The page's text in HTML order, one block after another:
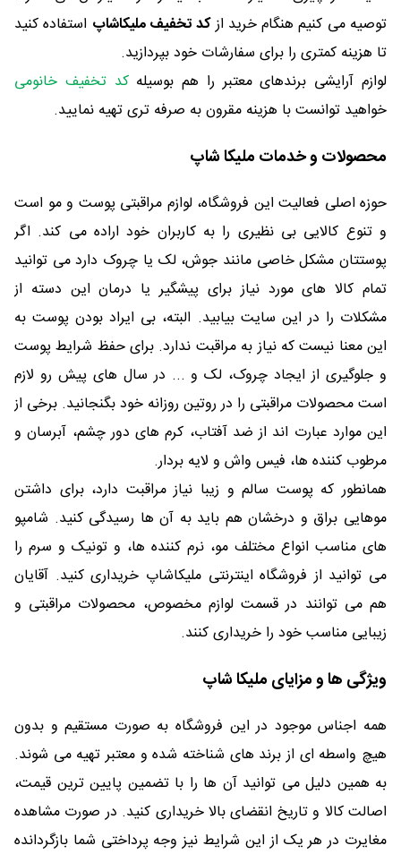
توصیه می کنیم هنگام خرید ازکد تخفیف ملیکاشاپ استفاده کنید
تا هزینه کمتری را برای سفارشات خود بپردازید.
لوازم آرایشی برندهای معتبر را هم بوسیلهکد تخفیف خانومی
خواهید توانست با هزینه مقرون به صرفه تری تهیه نمایید.
محصولات و خدمات ملیکا شاپ
حوزه اصلی فعالیت این فروشگاه، لوازم مراقبتی پوست و مو است
و تنوع کالایی بی نظیری را به کاربران خود اراده می کند. اگر
پوستتان مشکل خاصی مانند جوش، لک یا چروک دارد می توانید
تمام کالا های مورد نیاز برای پیشگیر یا درمان این دسته از
مشکلات را در این سایت بیابید. البته، بی ایراد بودن پوست به
این معنا نیست که نیاز به مراقبت ندارد. برای حفظ شرایط پوست
و جلوگیری از ایجاد چروک، لک و ... در سال های پیش رو لازم
است محصولات مراقبتی را در روتین روزانه خود بگنجانید. برخی از
این موارد عبارت اند از ضد آفتاب، کرم های دور چشم، آبرسان و
مرطوب کننده ها، فیس واش و لایه بردار.
همانطور که پوست سالم و زیبا نیاز مراقبت دارد، برای داشتن
موهایی براق و درخشان هم باید به آن ها رسیدگی کنید. شامپو
های مناسب انواع مختلف مو، نرم کننده ها، و تونیک و سرم را
می توانید از فروشگاه اینترنتی ملیکاشاپ خریداری کنید. آقایان
هم می توانند در قسمت لوازم مخصوص، محصولات مراقبتی و
زیبایی مناسب خود را خریداری کنند.
ویژگی ها و مزایای ملیکا شاپ
همه اجناس موجود در این فروشگاه به صورت مستقیم و بدون
هیچ واسطه ای از برند های شناخته شده و معتبر تهیه می شوند.
به همین دلیل می توانید آن ها را با تضمین پایین ترین قیمت،
اصالت کالا و تاریخ انقضای بالا خریداری کنید. در صورت مشاهده
مغایرت در هر یک از این شرایط نیز وجه پرداختی شما بازگردانده